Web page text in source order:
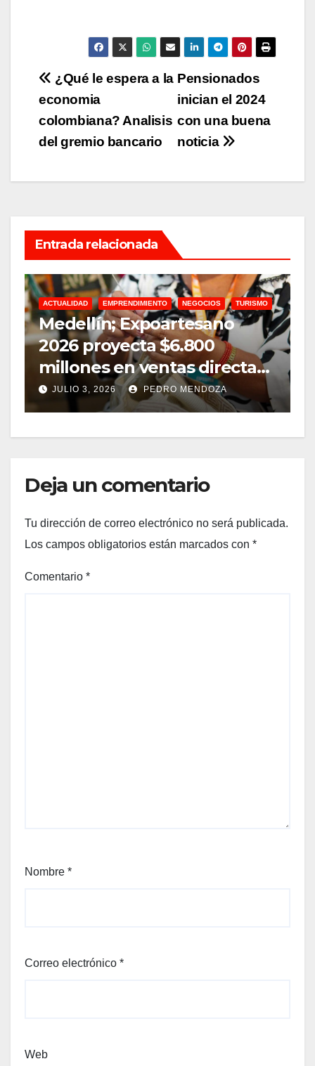
Navegación
de
entradas
Pensionados
inician el 2024
con una buena
noticia
¿Qué le espera a la
economia
colombiana? Analisis
del gremio bancario
Entrada relacionada
ACTUALIDAD EMPRENDIMIENTO NEGOCIOS TURISMO
Medellín; Expoartesano
2026 proyecta $6.800
millones en ventas directas
y un impacto de USD 9,7
millones
JULIO 3, 2026 PEDRO MENDOZA
Deja un comentario
Tu dirección de correo electrónico no será publicada.
Los campos obligatorios están marcados con *
Comentario *
Nombre *
Correo electrónico *
Web